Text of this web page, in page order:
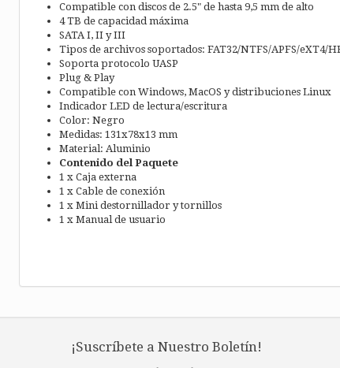
Compatible con discos de 2.5" de hasta 9,5 mm de alto
4 TB de capacidad máxima
SATA I, II y III
Tipos de archivos soportados: FAT32/NTFS/APFS/eXT4/
Soporta protocolo UASP
Plug & Play
Compatible con Windows, MacOS y distribuciones Linux
Indicador LED de lectura/escritura
Color: Negro
Medidas: 131x78x13 mm
Material: Aluminio
Contenido del Paquete
1 x Caja externa
1 x Cable de conexión
1 x Mini destornillador y tornillos
1 x Manual de usuario
¡Suscríbete a Nuestro Boletín!